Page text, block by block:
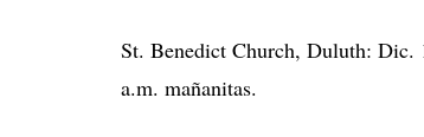
St. Benedict Church, Duluth: Dic.
a.m. mañanitas.